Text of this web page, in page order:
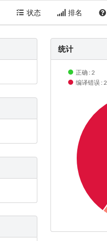
状态 排名
统计
正确 : 2
编译错误 : 2